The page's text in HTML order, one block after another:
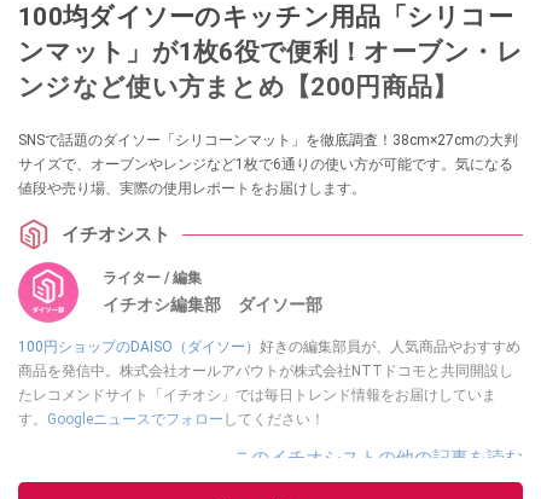
100均ダイソーのキッチン用品「シリコー
ンマット」​​が1枚6役で便利！オーブン・レ
ンジなど使い方まとめ【200円商品】
SNSで話題のダイソー「シリコーンマット」を徹底調査！38cm×27cmの大判
サイズで、オーブンやレンジなど1枚で6通りの使い方が可能です。気になる
値段や売り場、実際の使用レポートをお届けします。
イチオシスト
ライター / 編集
イチオシ編集部 ダイソー部
100円ショップのDAISO（ダイソー） 好きの編集部員が、人気商品やおすすめ
商品を発信中。株式会社オールアバウトが株式会社NTTドコモと共同開設し
たレコメンドサイト「イチオシ」では毎日トレンド情報をお届けしていま
す。 Googleニュースでフォロー してください！
このイチオシストの他の記事を読む